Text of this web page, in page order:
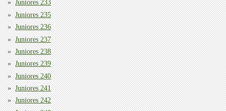
Juniores 233
Juniores 235
Juniores 236
Juniores 237
Juniores 238
Juniores 239
Juniores 240
Juniores 241
Juniores 242